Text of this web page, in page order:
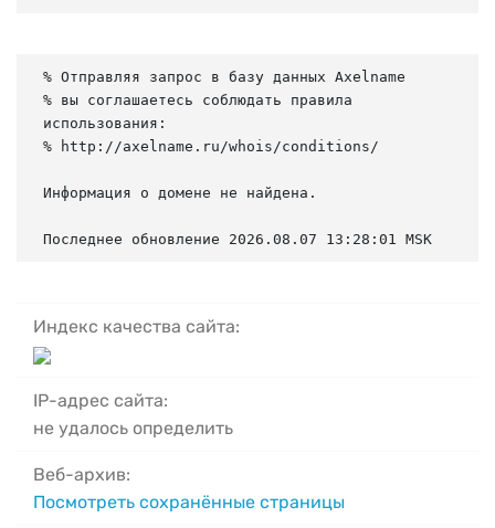
% Отправляя запрос в базу данных Axelname
% вы соглашаетесь соблюдать правила
использования:
% http://axelname.ru/whois/conditions/
Информация о домене не найдена.
Последнее обновление 2026.08.07 13:28:01 MSK
Индекс качества сайта:
IP-адрес сайта:
не удалось определить
Веб-архив:
Посмотреть сохранённые страницы